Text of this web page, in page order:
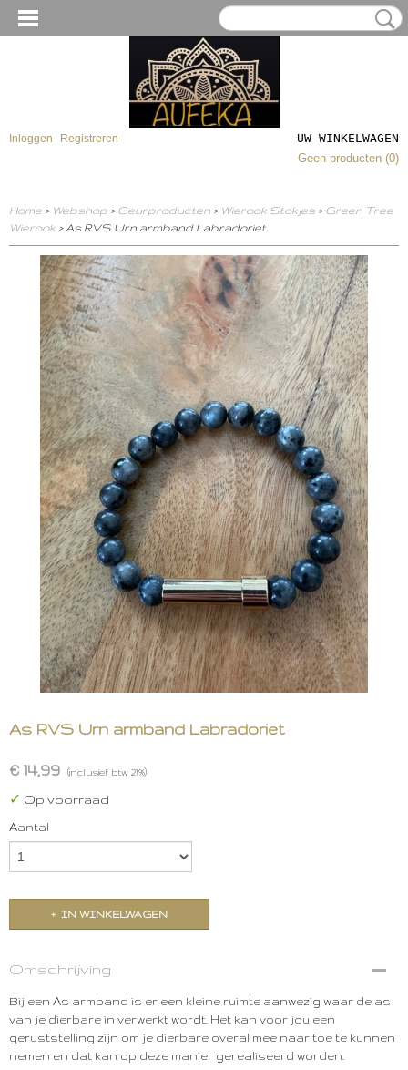
Inloggen Registreren
UW WINKELWAGEN
Geen producten (0)
Home > Webshop > Geurproducten > Wierook Stokjes > Green Tree
Wierook > As RVS Urn armband Labradoriet
As RVS Urn armband Labradoriet
€ 14,99 (inclusief btw 21%)
✓ Op voorraad
Aantal
IN WINKELWAGEN
Omschrijving
Bij een As armband is er een kleine ruimte aanwezig waar de as
van je dierbare in verwerkt wordt. Het kan voor jou een
geruststelling zijn om je dierbare overal mee naar toe te kunnen
nemen en dat kan op deze manier gerealiseerd worden.